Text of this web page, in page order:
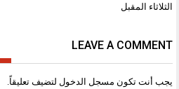
الثلاثاء المقبل
LEAVE A COMMENT
يجب أنت تكون مسجل الدخول لتضيف تعليقاً.